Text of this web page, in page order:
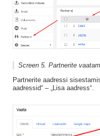
Screen 5. Partnerite
Partnerite aadressi
aadressid“ – „Lisa aadress“.